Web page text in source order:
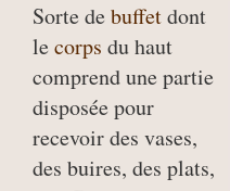
Sorte debuffetdont
lecorps du haut
comprend une partie
disposée pour
recevoir des vases,
des buires, des plats,